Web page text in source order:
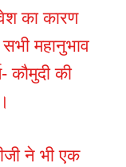
का कारण
महानुभाव
कौमुदी की
ने भी एक